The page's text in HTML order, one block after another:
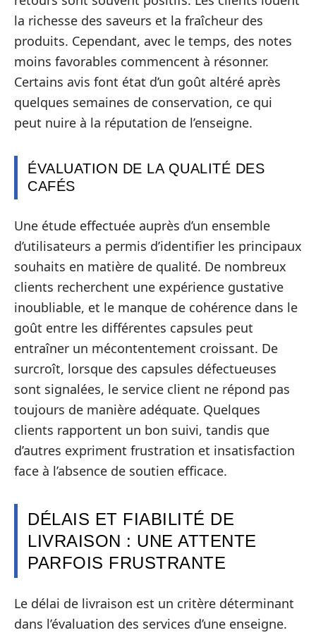
la richesse des saveurs et la fraîcheur des
produits. Cependant, avec le temps, des notes
moins favorables commencent à résonner.
Certains avis font état d’un goût altéré après
quelques semaines de conservation, ce qui
peut nuire à la réputation de l’enseigne.
ÉVALUATION DE LA QUALITÉ DES
CAFÉS
Une étude effectuée auprès d’un ensemble
d’utilisateurs a permis d’identifier les principaux
souhaits en matière de qualité. De nombreux
clients recherchent une expérience gustative
inoubliable, et le manque de cohérence dans le
goût entre les différentes capsules peut
entraîner un mécontentement croissant. De
surcroît, lorsque des capsules défectueuses
sont signalées, le service client ne répond pas
toujours de manière adéquate. Quelques
clients rapportent un bon suivi, tandis que
d’autres expriment frustration et insatisfaction
face à l’absence de soutien efficace.
DÉLAIS ET FIABILITÉ DE
LIVRAISON : UNE ATTENTE
PARFOIS FRUSTRANTE
Le délai de livraison est un critère déterminant
dans l’évaluation des services d’une enseigne.